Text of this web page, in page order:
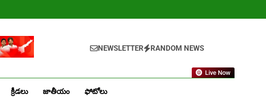
NEWSLETTER RANDOM NEWS
Live Now
క్రీడలు జాతీయం ఫోటోలు